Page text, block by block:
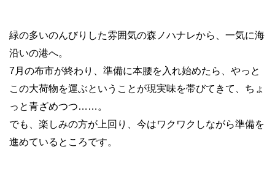
緑の多いのんびりした雰囲気の森ノハナレから、一気に海
沿いの港へ。
7月の布市が終わり、準備に本腰を入れ始めたら、やっと
この大荷物を運ぶということが現実味を帯びてきて、ちょ
っと青ざめつつ…… 。
でも、楽しみの方が上回り、今はワクワクしながら準備を
進めているところです。